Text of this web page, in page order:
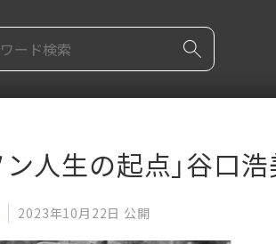
ン人生の起点」谷口
2023年10月22日 公開